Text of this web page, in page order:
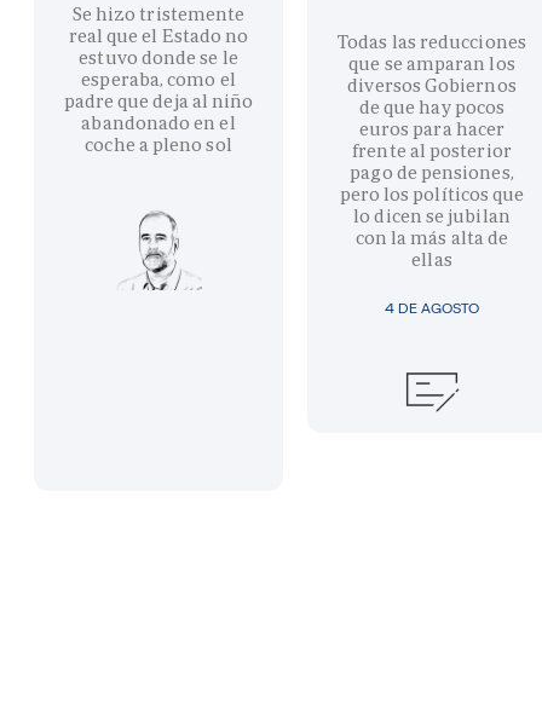
Se hizo tristemente
real que el Estado no
estuvo donde se le
esperaba, como el
padre que deja al niño
abandonado en el
coche a pleno sol
4 DE AGOSTO
Todas las reducciones
que se amparan los
diversos Gobiernos
de que hay pocos
euros para hacer
frente al posterior
pago de pensiones,
pero los políticos que
lo dicen se jubilan
con la más alta de
ellas